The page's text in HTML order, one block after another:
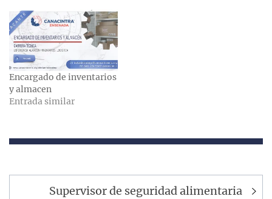
Encargado de inventarios
y almacen
Entrada similar
Navegación
Supervisor de seguridad alimentaria